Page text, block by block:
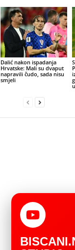
Dalić nakon ispadanja
Hrvatske: Mali su dvaput
napravili čudo, sada nisu
smjeli